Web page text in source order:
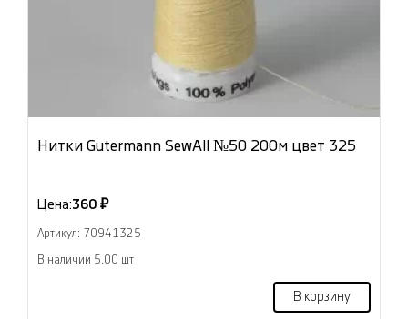
Нитки Gutermann SewAll №50 200м цвет 325
Цена:360 ₽
Артикул: 70941325
В наличии 5.00 шт
В корзину